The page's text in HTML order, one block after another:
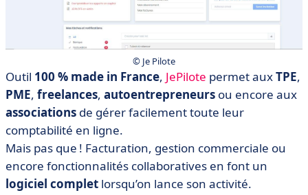
© Je Pilote
Outil 100 % made in France, JePilote permet auxTPE,
PME, freelances, autoentrepreneurs ou encore aux
associations de gérer facilement toute leur
comptabilité en ligne.
Mais pas que ! Facturation, gestion commerciale ou
encore fonctionnalités collaboratives en font un
logiciel complet lorsqu’on lance son activité.